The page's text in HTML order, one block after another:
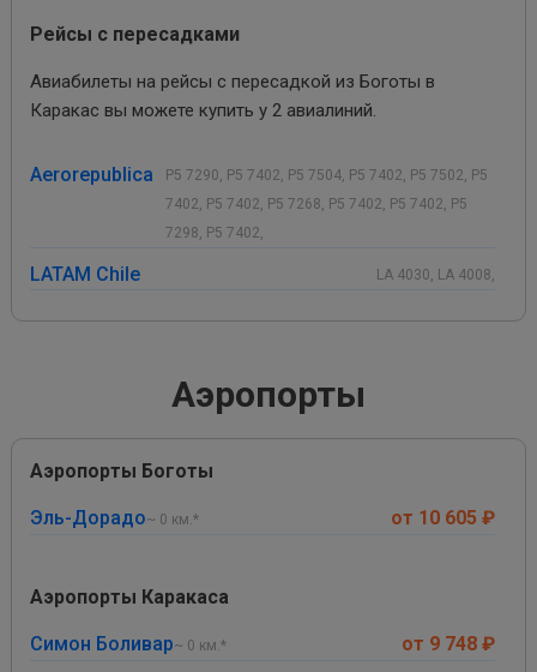
Рейсы с пересадками
Авиабилеты на рейсы с пересадкой из Боготы в
Каракас вы можете купить у 2 авиалиний.
Aerorepublica
P5 7290, P5 7402, P5 7504, P5 7402, P5 7502, P5
7402, P5 7402, P5 7268, P5 7402, P5 7402, P5
7298, P5 7402,
LATAM Chile LA 4030, LA 4008,
Аэропорты
Аэропорты Боготы
Эль-Дорадо~ 0 км.* от 10 605 ₽
Аэропорты Каракаса
Симон Боливар~ 0 км.* от 9 748 ₽